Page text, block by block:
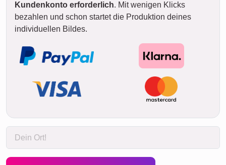
Kundenkonto erforderlich. Mit wenigen Klicks
bezahlen und schon startet die Produktion deines
individuellen Bildes.